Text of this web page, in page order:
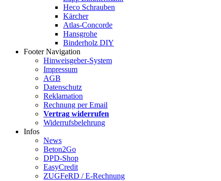
Heco Schrauben
Kärcher
Atlas-Concorde
Hansgrohe
Binderholz DIY
Footer Navigation
Hinweisgeber-System
Impressum
AGB
Datenschutz
Reklamation
Rechnung per Email
Vertrag widerrufen
Widerrufsbelehrung
Infos
News
Beton2Go
DPD-Shop
EasyCredit
ZUGFeRD / E-Rechnung